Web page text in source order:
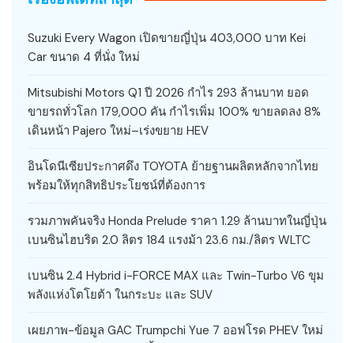
Suzuki Every Wagon เปิดขายญี่ปุ่น 403,000 บาท Kei
Car ขนาด 4 ที่นั่ง ใหม่
Mitsubishi Motors Q1 ปี 2026 กำไร 293 ล้านบาท ยอด
ขายรถทั่วโลก 179,000 คัน กำไรเพิ่ม 100% ขายลดลง 8%
เดินหน้า Pajero ใหม่–เร่งขยาย HEV
อินโดนีเซียประกาศดึง TOYOTA ย้ายฐานผลิตหลักจากไทย
พร้อมให้ทุกสิทธิประโยชน์ที่ต้องการ
รวมภาพคันจริง Honda Prelude ราคา 1.29 ล้านบาทในญี่ปุ่น
เบนซินไฮบริด 2.0 ลิตร 184 แรงม้า 23.6 กม./ลิตร WLTC
เบนซิน 2.4 Hybrid i-FORCE MAX และ Twin-Turbo V6 ขุม
พลังแห่งโตโยต้า ในกระบะ และ SUV
เผยภาพ-ข้อมูล GAC Trumpchi Yue 7 ออฟโรด PHEV ใหม่